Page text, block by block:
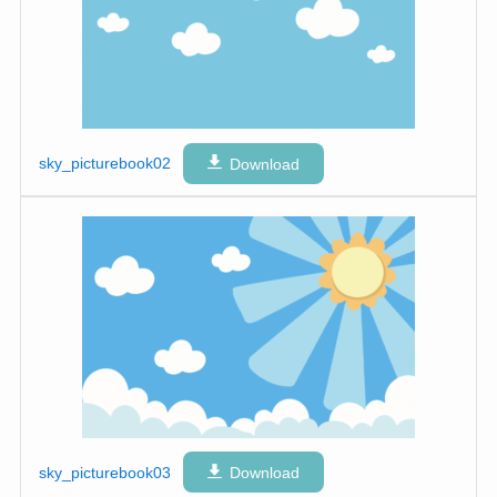
sky_picturebook02 Download
sky_picturebook03 Download